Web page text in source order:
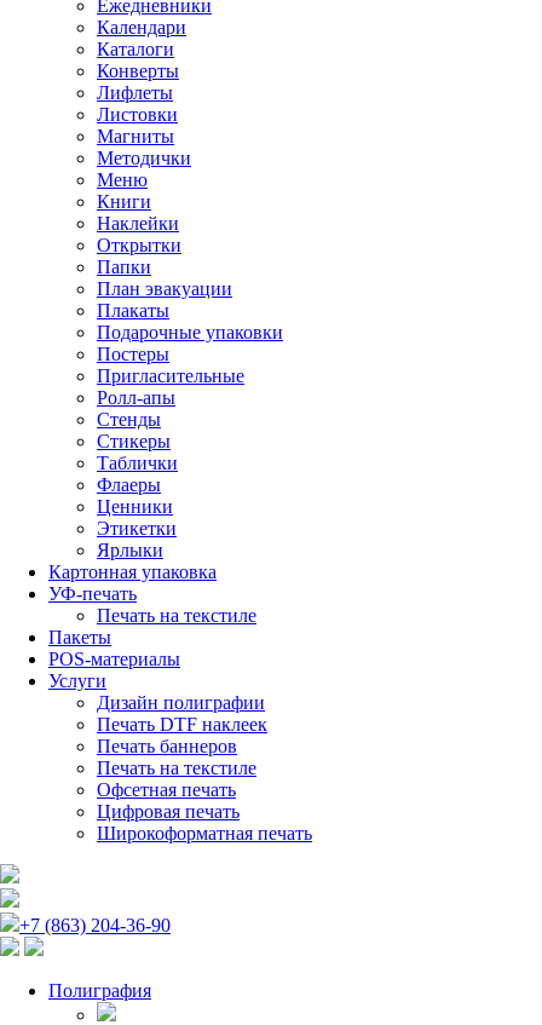
Ежедневники
Календари
Каталоги
Конверты
Лифлеты
Листовки
Магниты
Методички
Меню
Книги
Наклейки
Открытки
Папки
План эвакуации
Плакаты
Подарочные упаковки
Постеры
Пригласительные
Ролл-апы
Стенды
Стикеры
Таблички
Флаеры
Ценники
Этикетки
Ярлыки
Картонная упаковка
УФ-печать
Печать на текстиле
Пакеты
POS-материалы
Услуги
Дизайн полиграфии
Печать DTF наклеек
Печать баннеров
Печать на текстиле
Офсетная печать
Цифровая печать
Широкоформатная печать
+7 (863) 204-36-90
Полиграфия